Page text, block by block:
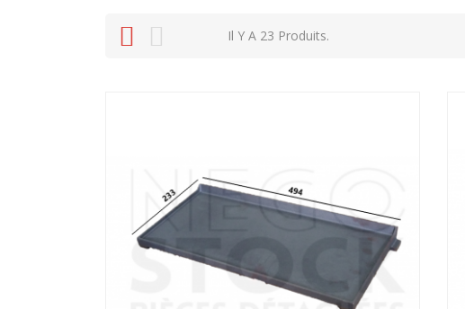
Il Y A 23 Produits.